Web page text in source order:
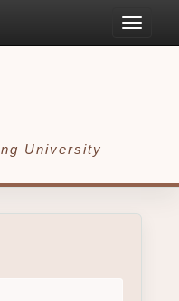
Toggle
University